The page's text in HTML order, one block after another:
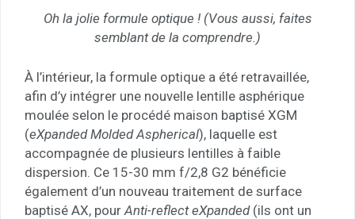
Oh la jolie formule optique ! (Vous aussi, faites
semblant de la comprendre.)
À l’intérieur, la formule optique a été retravaillée,
afin d’y intégrer une nouvelle lentille asphérique
moulée selon le procédé maison baptisé XGM
(eXpanded Molded Aspherical), laquelle est
accompagnée de plusieurs lentilles à faible
dispersion. Ce 15-30 mm f/2,8 G2 bénéficie
également d’un nouveau traitement de surface
baptisé AX, pour Anti-reflect eXpanded(ils ont un